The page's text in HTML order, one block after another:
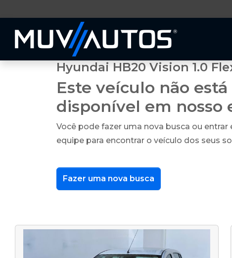
Hyundai HB20 Vision 1.0
Este veículo não
disponível em nosso
Você pode fazer uma nova busca ou
equipe para encontrar o veículo dos seus
Fazer uma nova busca